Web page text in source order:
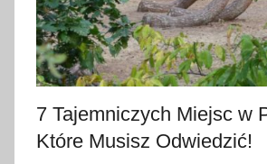
0
2
3
7 Tajemniczych Miejsc w
Które Musisz Odwiedzić!